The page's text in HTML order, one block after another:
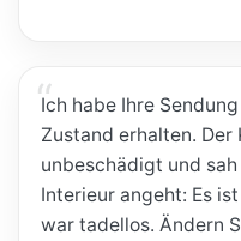
Ich habe Ihre
Zustand erhalten.
unbeschädigt und
Interieur angeht: Es
war tadellos. Ändern